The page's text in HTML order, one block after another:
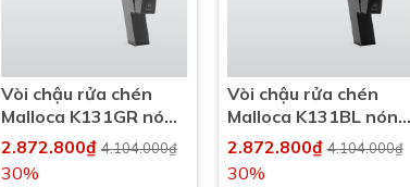
Vòi chậu rửa chén
Malloca K131GR nóng
lạnh
2.872.800₫4.104.000₫
30%
Vòi chậu rửa chén
Malloca K131BL nóng
lạnh
2.872.800₫4.104.000₫
30%